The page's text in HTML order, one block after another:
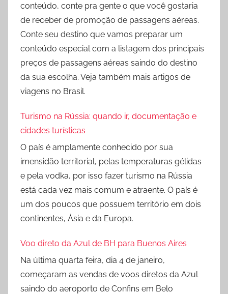
conteúdo, conte pra gente o que você gostaria
de receber de promoção de passagens aéreas.
Conte seu destino que vamos preparar um
conteúdo especial com a listagem dos principais
preços de passagens aéreas saindo do destino
da sua escolha. Veja também mais artigos de
viagens no Brasil.
Turismo na Rússia: quando ir, documentação e
cidades turísticas
O país é amplamente conhecido por sua
imensidão territorial, pelas temperaturas gélidas
e pela vodka, por isso fazer turismo na Rússia
está cada vez mais comum e atraente. O país é
um dos poucos que possuem território em dois
continentes, Ásia e da Europa.
Voo direto da Azul de BH para Buenos Aires
Na última quarta feira, dia 4 de janeiro,
começaram as vendas de voos diretos da Azul
saindo do aeroporto de Confins em Belo